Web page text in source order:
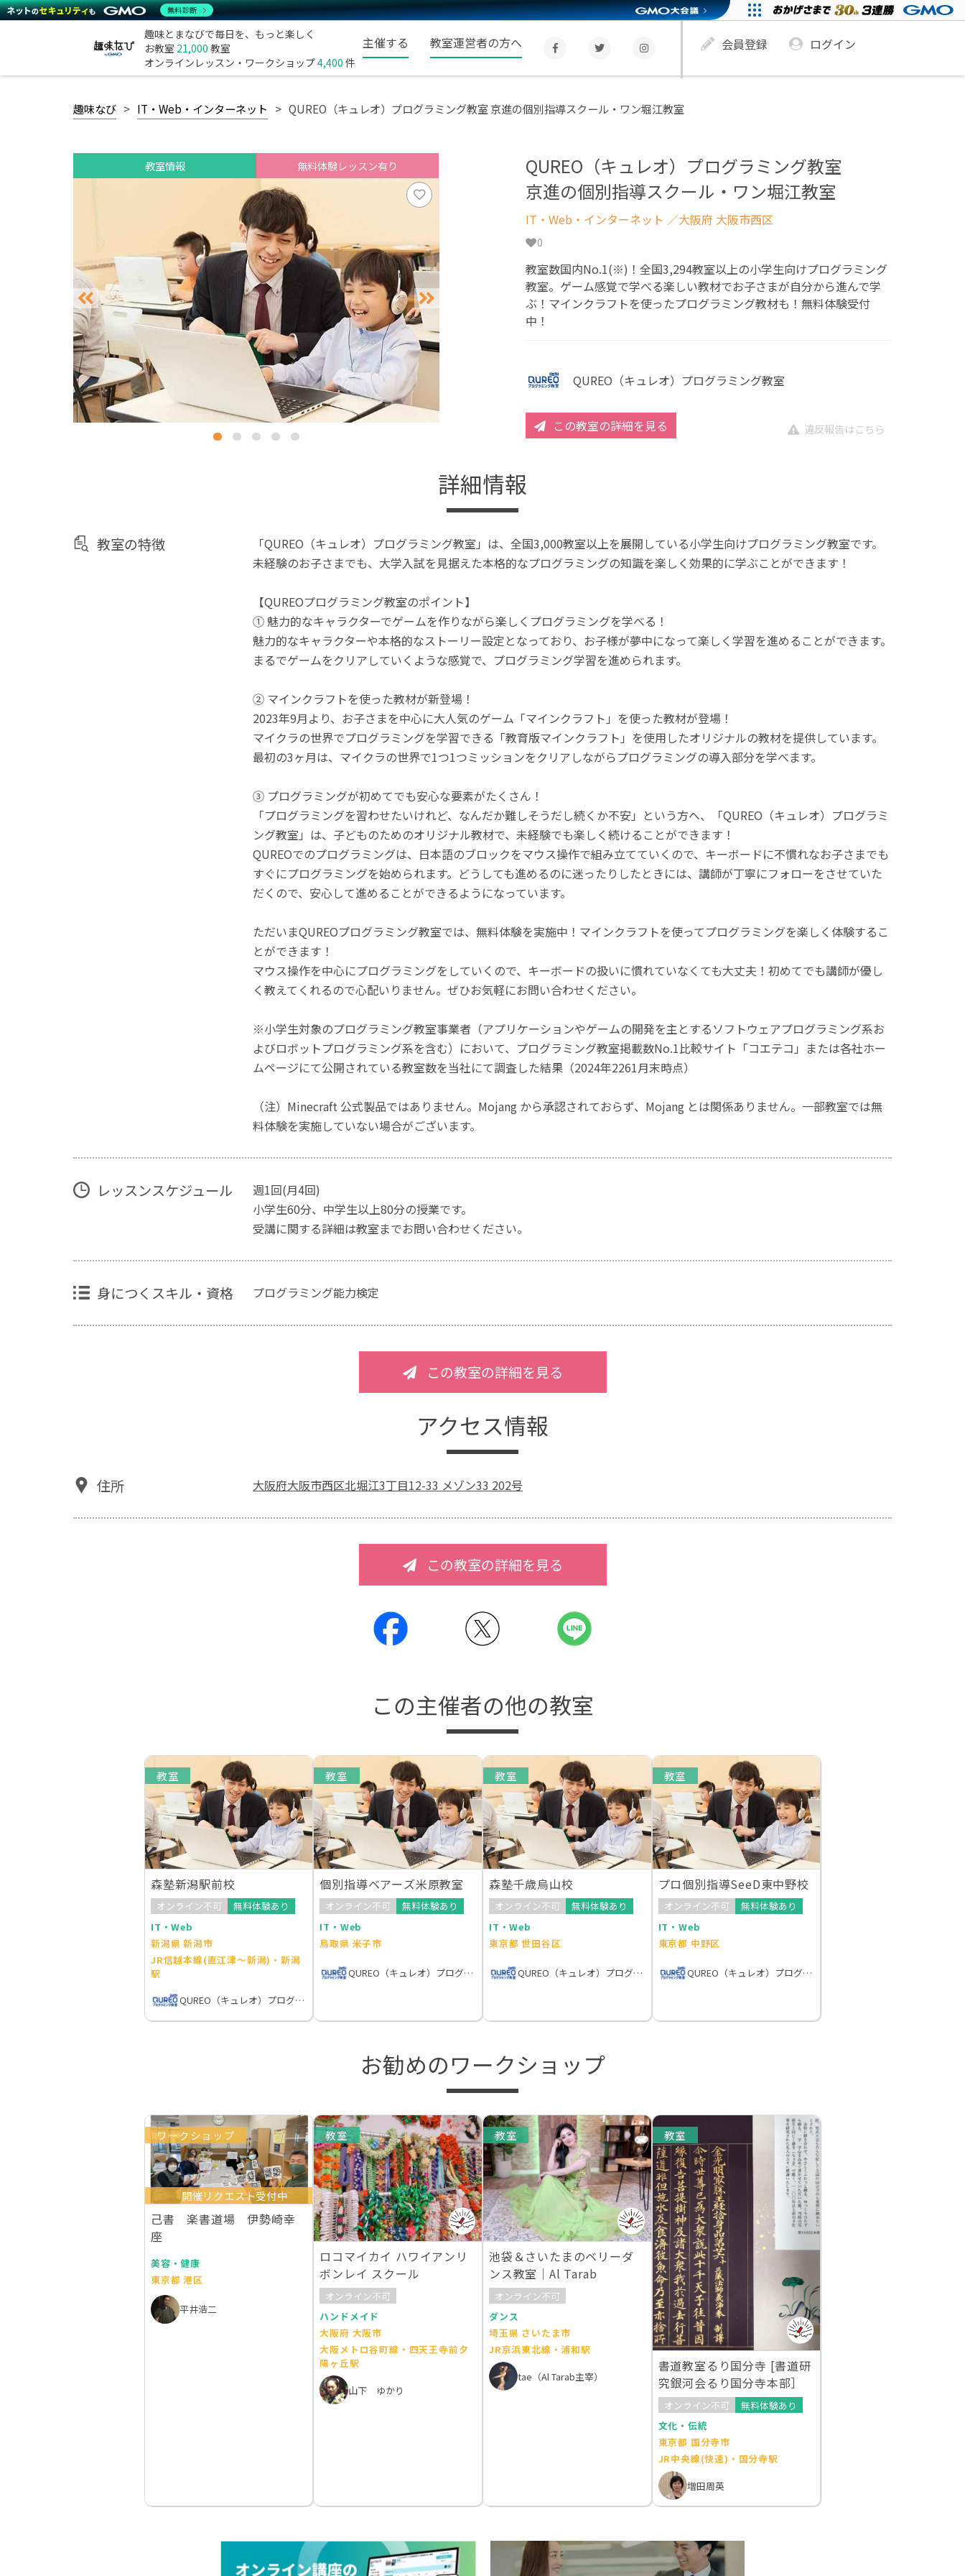
趣味とまなびで毎日を、もっと楽しく
お教室 21,000 教室
オンラインレッスン・ワークショップ4,400 件
主催する 教室運営者の方へ 会員登録 ログイン
趣味なび IT・Web・インターネット QUREO（キュレオ）プログラミング教室 京進の個別指導スクール・ワン堀江教室
教室情報 無料体験レッスン有り
QUREO（キュレオ）プログラミング教室
京進の個別指導スクール・ワン堀江教室
IT・Web・インターネット ／大阪府 大阪市西区
0
教室数国内No.1(※)！全国3,294教室以上の小学生向けプログラミング
教室。ゲーム感覚で学べる楽しい教材でお子さまが自分から進んで学
ぶ！マインクラフトを使ったプログラミング教材も！無料体験受付
中！
QUREO（キュレオ）プログラミング教室
この教室の詳細を見る 違反報告はこちら
詳細情報
教室の特徴
「QUREO（キュレオ）プログラミング教室」は、全国3,000教室以上を展開している小学生向けプログラミング教室です。
未経験のお子さまでも、大学入試を見据えた本格的なプログラミングの知識を楽しく効果的に学ぶことができます！
【QUREOプログラミング教室のポイント】
① 魅力的なキャラクターでゲームを作りながら楽しくプログラミングを学べる！
魅力的なキャラクターや本格的なストーリー設定となっており、お子様が夢中になって楽しく学習を進めることができます。
まるでゲームをクリアしていくような感覚で、プログラミング学習を進められます。
② マインクラフトを使った教材が新登場！
2023年9月より、お子さまを中心に大人気のゲーム「マインクラフト」を使った教材が登場！
マイクラの世界でプログラミングを学習できる「教育版マインクラフト」を使用したオリジナルの教材を提供しています。
最初の3ヶ月は、マイクラの世界で1つ1つミッションをクリアしながらプログラミングの導入部分を学べます。
③ プログラミングが初めてでも安心な要素がたくさん！
「プログラミングを習わせたいけれど、なんだか難しそうだし続くか不安」という方へ、「QUREO（キュレオ）プログラミ
ング教室」は、子どものためのオリジナル教材で、未経験でも楽しく続けることができます！
QUREOでのプログラミングは、日本語のブロックをマウス操作で組み立てていくので、キーボードに不慣れなお子さまでも
すぐにプログラミングを始められます。どうしても進めるのに迷ったりしたときには、講師が丁寧にフォローをさせていた
だくので、安心して進めることができるようになっています。
ただいまQUREOプログラミング教室では、無料体験を実施中！マインクラフトを使ってプログラミングを楽しく体験するこ
とができます！
マウス操作を中心にプログラミングをしていくので、キーボードの扱いに慣れていなくても大丈夫！初めてでも講師が優し
く教えてくれるので心配いりません。ぜひお気軽にお問い合わせください。
※小学生対象のプログラミング教室事業者（アプリケーションやゲームの開発を主とするソフトウェアプログラミング系お
よびロボットプログラミング系を含む）において、プログラミング教室掲載数No.1比較サイト「コエテコ」または各社ホー
ムページにて公開されている教室数を当社にて調査した結果（2024年2261月末時点）
（注）Minecraft 公式製品ではありません。Mojang から承認されておらず、Mojang とは関係ありません。一部教室では無
料体験を実施していない場合がございます。
レッスンスケジュール
週1回(月4回)
小学生60分、中学生以上80分の授業です。
受講に関する詳細は教室までお問い合わせください。
身につくスキル・資格 プログラミング能力検定
この教室の詳細を見る
アクセス情報
住所 大阪府大阪市西区北堀江3丁目12-33 メゾン33 202号
この教室の詳細を見る
この主催者の他の教室
教室
森塾新潟駅前校
オンライン不可
無料体験あり
IT・Web
新潟県 新潟市
JR信越本線(直江津～新潟)・新潟
駅
QUREO（キュレオ）プログラミング教室
教室
個別指導ベアーズ米原教室
オンライン不可
無料体験あり
IT・Web
鳥取県 米子市
QUREO（キュレオ）プログラミング教室
教室
森塾千歳烏山校
オンライン不可
無料体験あり
IT・Web
東京都 世田谷区
QUREO（キュレオ）プログラミング教室
教室
プロ個別指導SeeD東中野校
オンライン不可
無料体験あり
IT・Web
東京都 中野区
QUREO（キュレオ）プログラミング教室
お勧めのワークショップ
ワークショップ
開催リクエスト受付中
己書 楽書道場 伊勢崎幸
座
美容・健康
東京都 港区
平井浩二
教室
ロコマイカイ ハワイアンリ
ボンレイ スクール
オンライン不可
ハンドメイド
大阪府 大阪市
大阪メトロ谷町線・四天王寺前夕
陽ヶ丘駅
山下 ゆかり
教室
池袋＆さいたまのベリーダ
ンス教室｜Al Tarab
オンライン不可
ダンス
埼玉県 さいたま市
JR京浜東北線・浦和駅
tae（Al Tarab主宰）
教室
書道教室るり国分寺 [書道研
究銀河会るり国分寺本部］
オンライン不可
無料体験あり
文化・伝統
東京都 国分寺市
JR中央線(快速)・国分寺駅
増田周英
無料診断